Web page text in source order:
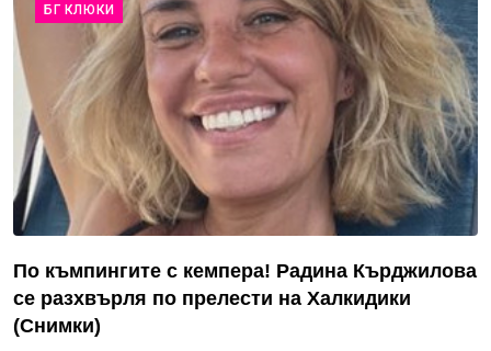
БГ КЛЮКИ
По къмпингите с кемпера! Радина Кърджилова
се разхвърля по прелести на Халкидики
(Снимки)